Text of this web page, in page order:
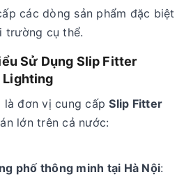
các dòng sản phẩm đặc biệt
trường cụ thể.
Sử Dụng Slip Fitter
Lighting
là đơn vị cung cấpSlip Fitter
lớn trên cả nước:
phố thông minh tại Hà Nội: